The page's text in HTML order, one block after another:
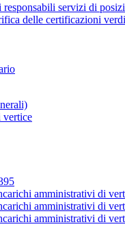
servizi di
delle certificazioni
vertice
amministrativi di
amministrativi di
amministrativi di